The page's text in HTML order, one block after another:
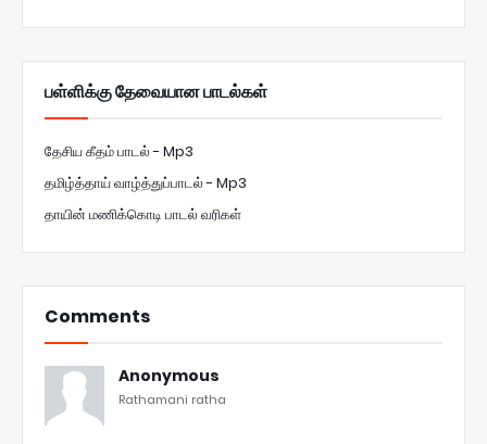
பள்ளிக்கு தேவையான பாடல்கள்
தேசிய கீதம் பாடல் - Mp3
தமிழ்த்தாய் வாழ்த்துப்பாடல் - Mp3
தாயின் மணிக்கொடி பாடல் வரிகள்
Comments
Anonymous
Rathamani ratha